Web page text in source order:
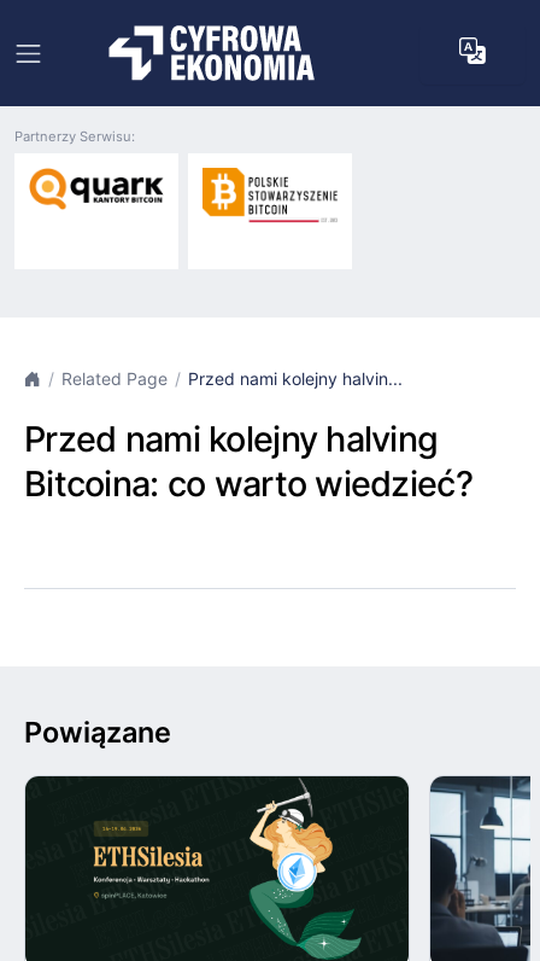
Partnerzy Serwisu:
Related Page Przed nami kolejny halvin...
Przed nami kolejny halving
Bitcoina: co warto wiedzieć?
Powiązane